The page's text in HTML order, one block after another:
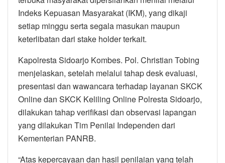
Indeks Kepuasan Masyarakat (IKM), yang dikaji
setiap minggu serta segala masukan maupun
keterlibatan dari stake holder terkait.
Kapolresta Sidoarjo Kombes. Pol. Christian Tobing
menjelaskan, setelah melalui tahap desk evaluasi,
presentasi dan wawancara terhadap layanan SKCK
Online dan SKCK Keliling Online Polresta Sidoarjo,
dilakukan tahap verifikasi dan observasi lapangan
yang dilakukan Tim Penilai Independen dari
Kementerian PANRB.
“Atas kepercayaan dan hasil penilaian yang telah